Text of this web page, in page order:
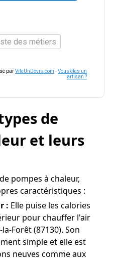
des métiers
parViteUnDevis.com -Vous êtes un
artisan ?
de
et leurs
pompes à chaleur,
caractéristiques :
: Elle puise les calories
pour chauffer l'air
Forêt (87130). Son
simple et elle est
neuves comme aux